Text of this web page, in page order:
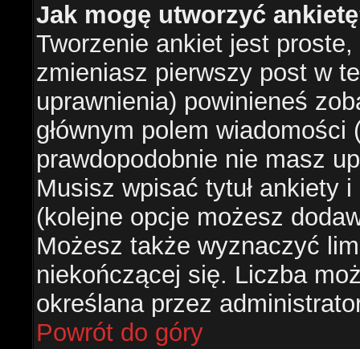
Jak mogę utworzyć
Tworzenie ankiet jest
zmieniasz pierwszy post w
uprawnienia) powinieneś
głównym polem
prawdopodobnie nie masz
Musisz wpisać tytuł ankiety
(kolejne opcje możesz
Możesz także wyznaczyć
niekończącej się. Liczba
określana przez
Powrót do góry